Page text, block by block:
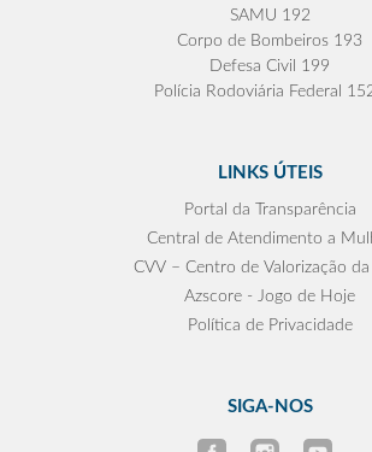
SAMU 192
Corpo de Bombeiros 193
Defesa Civil 199
Polícia Rodoviária Federal
LINKS ÚTEIS
Portal da Transparência
Central de Atendimento a
CVV – Centro de Valorização da
Azscore - Jogo de Hoje
Política de Privacidade
SIGA-NOS